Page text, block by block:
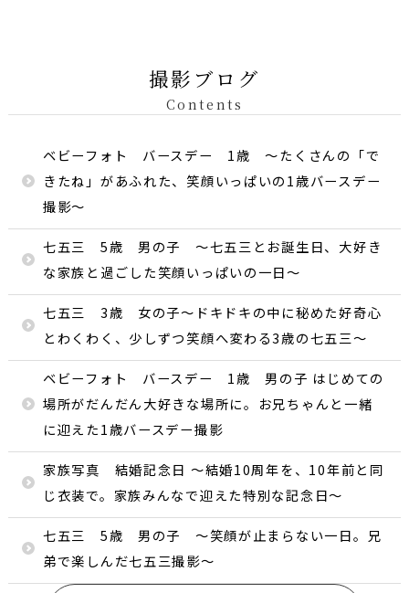
撮影ブログ
Contents
ベビーフォト バースデー 1歳 〜たくさんの「で
きたね」があふれた、笑顔いっぱいの1歳バースデー
撮影〜
七五三 5歳 男の子 〜七五三とお誕生日、大好き
な家族と過ごした笑顔いっぱいの一日〜
七五三 3歳 女の子〜ドキドキの中に秘めた好奇心
とわくわく、少しずつ笑顔へ変わる3歳の七五三〜
ベビーフォト バースデー 1歳 男の子 はじめての
場所がだんだん大好きな場所に。お兄ちゃんと一緒
に迎えた1歳バースデー撮影
家族写真 結婚記念日 〜結婚10周年を、10年前と同
じ衣装で。家族みんなで迎えた特別な記念日〜
七五三 5歳 男の子 ～笑顔が止まらない一日。兄
弟で楽しんだ七五三撮影～